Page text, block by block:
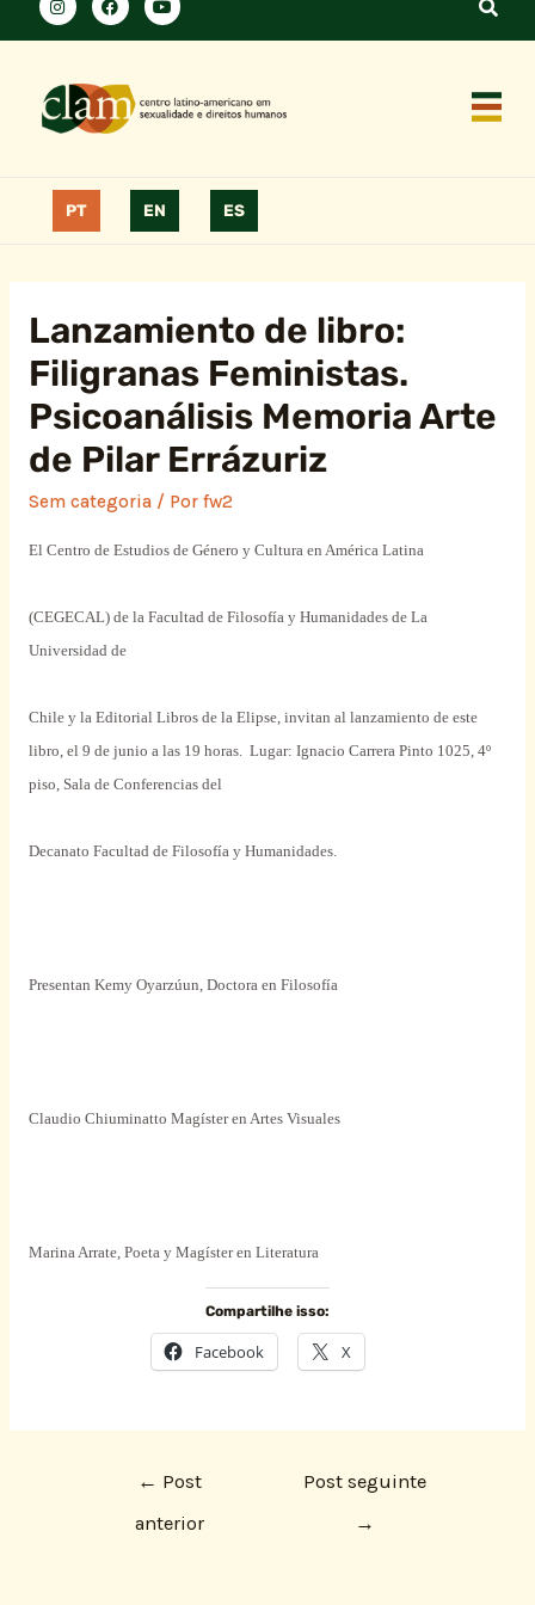
PT EN ES
Lanzamiento de libro:
Filigranas Feministas.
Psicoanálisis Memoria Arte
de Pilar Errázuriz
Sem categoria/ Por fw2
El Centro de Estudios de Género y Cultura en América Latina
(CEGECAL) de la Facultad de Filosofía y Humanidades de La
Universidad de
Chile y la Editorial Libros de la Elipse, invitan al lanzamiento de este
libro, el 9 de junio a las 19 horas. Lugar: Ignacio Carrera Pinto 1025, 4º
piso, Sala de Conferencias del
Decanato Facultad de Filosofía y Humanidades.
Presentan Kemy Oyarzúun, Doctora en Filosofía
Claudio Chiuminatto Magíster en Artes Visuales
Marina Arrate, Poeta y Magíster en Literatura
Compartilhe isso:
Facebook X
← Post
anterior
Post seguinte
→